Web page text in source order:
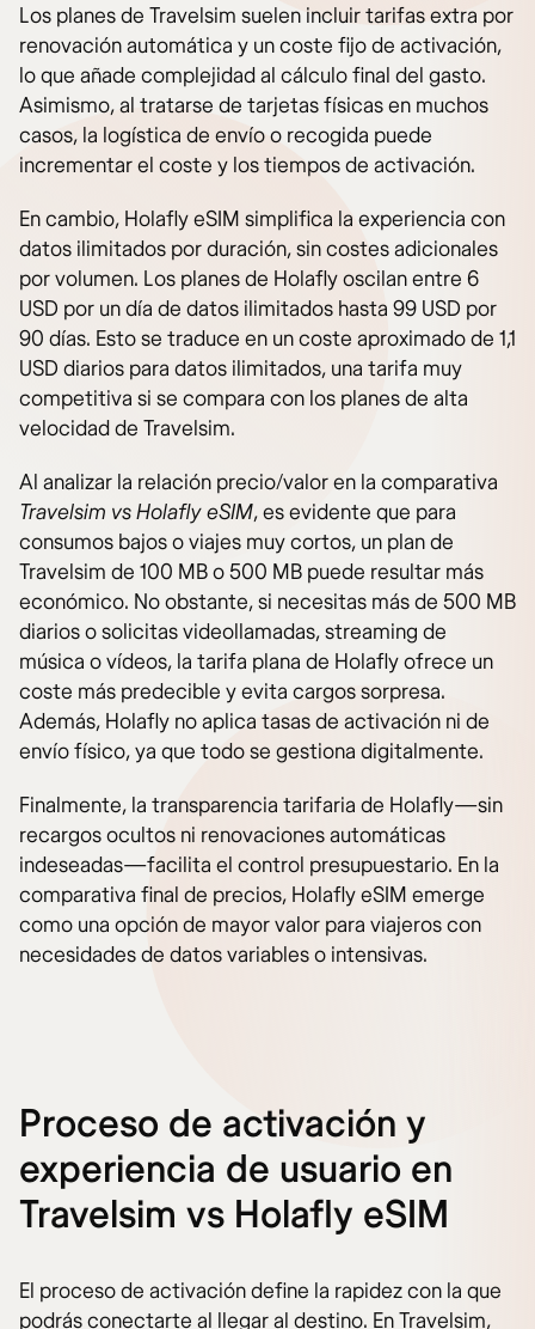
Los planes de Travelsim suelen incluir tarifas extra por
renovación automática y un coste fijo de activación,
lo que añade complejidad al cálculo final del gasto.
Asimismo, al tratarse de tarjetas físicas en muchos
casos, la logística de envío o recogida puede
incrementar el coste y los tiempos de activación.
En cambio, Holafly eSIM simplifica la experiencia con
datos ilimitados por duración, sin costes adicionales
por volumen. Los planes de Holafly oscilan entre 6
USD por un día de datos ilimitados hasta 99 USD por
90 días. Esto se traduce en un coste aproximado de 1,1
USD diarios para datos ilimitados, una tarifa muy
competitiva si se compara con los planes de alta
velocidad de Travelsim.
Al analizar la relación precio/valor en la comparativa
Travelsim vs Holafly eSIM, es evidente que para
consumos bajos o viajes muy cortos, un plan de
Travelsim de 100 MB o 500 MB puede resultar más
económico. No obstante, si necesitas más de 500 MB
diarios o solicitas videollamadas, streaming de
música o vídeos, la tarifa plana de Holafly ofrece un
coste más predecible y evita cargos sorpresa.
Además, Holafly no aplica tasas de activación ni de
envío físico, ya que todo se gestiona digitalmente.
Finalmente, la transparencia tarifaria de Holafly—sin
recargos ocultos ni renovaciones automáticas
indeseadas—facilita el control presupuestario. En la
comparativa final de precios, Holafly eSIM emerge
como una opción de mayor valor para viajeros con
necesidades de datos variables o intensivas.
Proceso de activación y
experiencia de usuario en
Travelsim vs Holafly eSIM
El proceso de activación define la rapidez con la que
podrás conectarte al llegar al destino. En Travelsim,